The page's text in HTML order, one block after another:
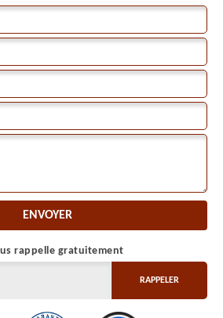
rappelle gratuitement